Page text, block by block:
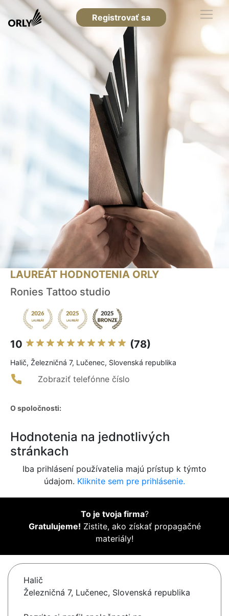
Registrovať sa
LAUREÁT HODNOTENIA ORLY
Ronies Tattoo studio
10 (78)
Halič, Železničná 7, Lučenec, Slovenská republika
Zobraziť telefónne číslo
O spoločnosti:
Hodnotenia na jednotlivých
stránkach
Iba prihlásení používatelia majú prístup k týmto
údajom. Kliknite sem pre prihlásenie.
To je tvoja firma?
Gratulujeme! Zistite, ako získať propagačné
materiály!
Halič
Železničná 7, Lučenec, Slovenská republika